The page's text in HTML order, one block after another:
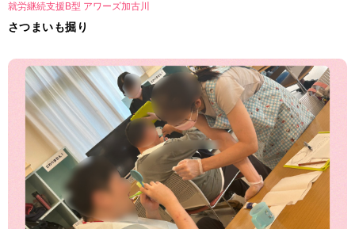
就労継続支援B型 アワーズ加古川
さつまいも掘り